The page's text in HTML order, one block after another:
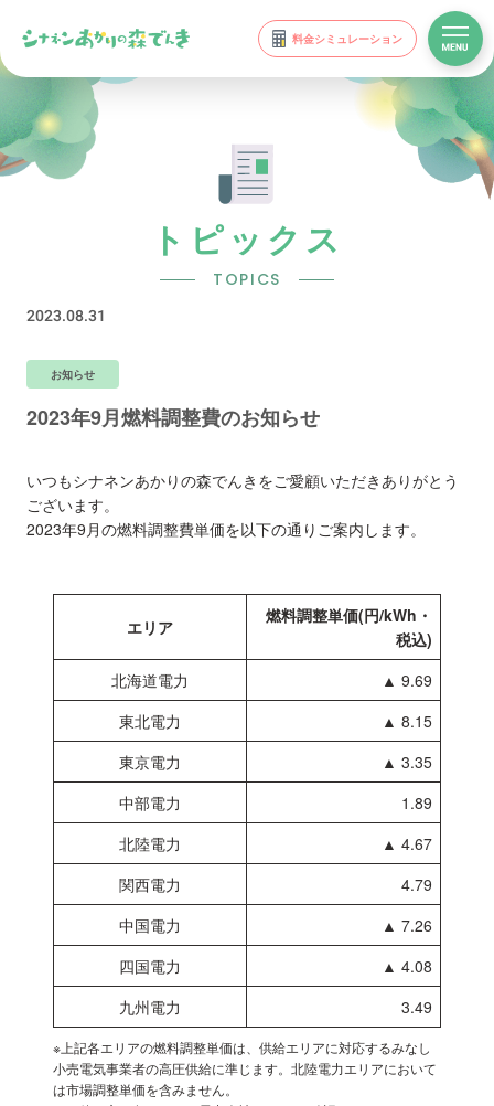
料金シミュレーション
トピックス
TOPICS
2023.08.31
お知らせ
2023年9月燃料調整費のお知らせ
いつもシナネンあかりの森でんきをご愛顧いただきありがとう
ございます。
2023年9月の燃料調整費単価を以下の通りご案内します。
エリア
燃料調整単価(円/kWh・
税込)
北海道電力
▲ 9.69
東北電力
▲ 8.15
東京電力
▲ 3.35
中部電力
1.89
北陸電力
▲ 4.67
関西電力
4.79
中国電力
▲ 7.26
四国電力
▲ 4.08
九州電力
3.49
※上記各エリアの燃料調整単価は、供給エリアに対応するみなし
小売電気事業者の高圧供給に準じます。北陸電力エリアにおいて
は市場調整単価を含みません。